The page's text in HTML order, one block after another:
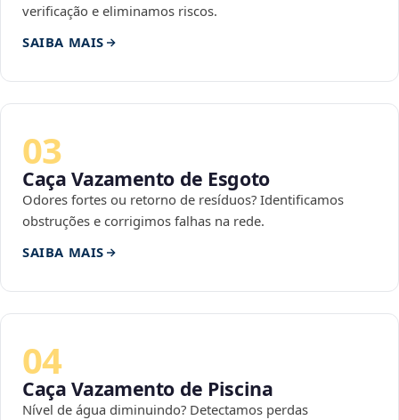
verificação e eliminamos riscos.
SAIBA MAIS
03
Caça Vazamento de Esgoto
Odores fortes ou retorno de resíduos? Identificamos
obstruções e corrigimos falhas na rede.
SAIBA MAIS
04
Caça Vazamento de Piscina
Nível de água diminuindo? Detectamos perdas